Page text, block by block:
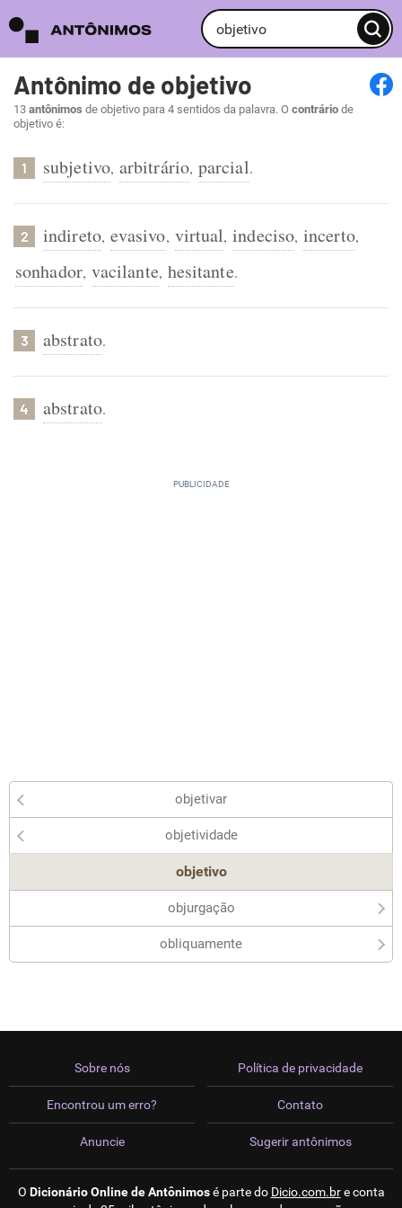
Antônimo de objetivo
13 antônimos de objetivo para 4 sentidos da palavra. O contrário de
objetivo é:
1 subjetivo, arbitrário, parcial.
2 indireto, evasivo, virtual, indeciso, incerto,
sonhador, vacilante, hesitante.
3 abstrato.
4 abstrato.
objetivar
objetividade
objetivo
objurgação
obliquamente
Sobre nós
Encontrou um erro?
Anuncie
Política de privacidade
Contato
Sugerir antônimos
O Dicionário Online de Antônimosé parte do Dicio.com.bre conta